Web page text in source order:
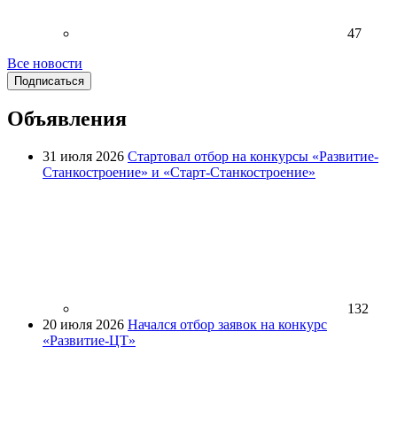
47
Все новости
Подписаться
Объявления
31 июля 2026 Стартовал отбор на конкурсы «Развитие-
Станкостроение» и «Старт-Станкостроение»
132
20 июля 2026 Начался отбор заявок на конкурс
«Развитие-ЦТ»